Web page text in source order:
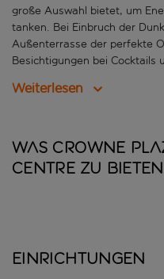
große Auswahl bietet, um
tanken. Bei Einbruch der
Außenterrasse der perfekte
Besichtigungen bei Cocktails
Weiterlesen
Was Crowne
Centre zu
Einrichtungen